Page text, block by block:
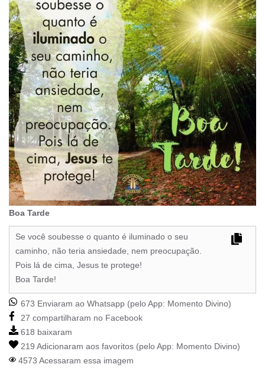
Boa Tarde
Se você soubesse o quanto é iluminado o seu
caminho, não teria ansiedade, nem preocupação.
Pois lá de cima, Jesus te protege!
Boa Tarde!
673 Enviaram ao Whatsapp (pelo App: Momento Divino)
27 compartilharam no Facebook
618 baixaram
219 Adicionaram aos favoritos (pelo App: Momento Divino)
4573 Acessaram essa imagem